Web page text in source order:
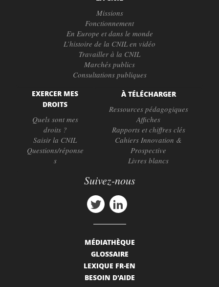
Missions
Fonctionnement
En Europe et dans le monde
L’histoire de la CNIL en vidéo
Travailler à la CNIL
Marchés publics
Consultations publiques
EXERCER MES
DROITS
Quels sont mes
droits ?
Saisir la CNIL
Questions/réponse
s
À TÉLÉCHARGER
Ressources pédagogiques
Affiches
Rapports et chiffres clés
Cahiers Innovation &
Prospective
Livres blancs
Suivez-nous
MÉDIATHÈQUE
GLOSSAIRE
LEXIQUE FR-EN
BESOIN D'AIDE